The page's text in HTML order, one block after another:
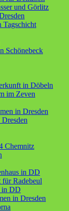
und Görlitz
Tagschicht
Schönebeck
in Döbeln
im Zeven
in Dresden
Chemnitz
in DD
Radebeul
in DD
in Dresden